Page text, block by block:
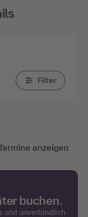
Filter
anzeigen
buchen.
und unverbindlich